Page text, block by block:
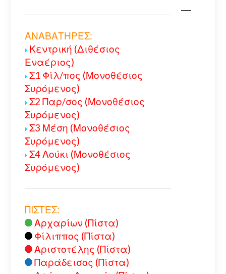
ΑΝΑΒΑΤΗΡΕΣ:
Κεντρική (Διθέσιος
Εναέριος)
Σ1 Φίλ/πος (Μονοθέσιος
Συρόμενος)
Σ2 Παρ/σος (Μονοθέσιος
Συρόμενος)
Σ3 Μέση (Μονοθέσιος
Συρόμενος)
Σ4 Λούκι (Μονοθέσιος
Συρόμενος)
ΠΙΣΤΕΣ:
Αρχαρίων (Πίστα)
Φίλιππος (Πίστα)
Αριστοτέλης (Πίστα)
Παράδεισος (Πίστα)